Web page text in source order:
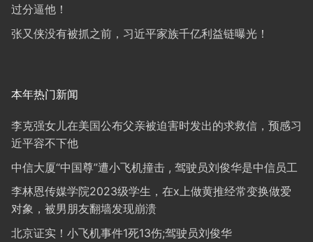
过分逼他！
张又侠没有被抓之前，习近平家族千亿利益链曝光！
本年热门新闻
李克强女儿在美国公布父亲被迫害时发出的求救信，预感习
近平容不下他
中信大厦“中国尊”遭小飞机撞击 , 驾驶员刘俊华是中信员工
李林恩传媒学院2023级学生，在x上做黄推经常变换做爱
对象，被男朋友翻墙发现崩溃
北京证实！小飞机事件1死13伤;驾驶员刘俊华